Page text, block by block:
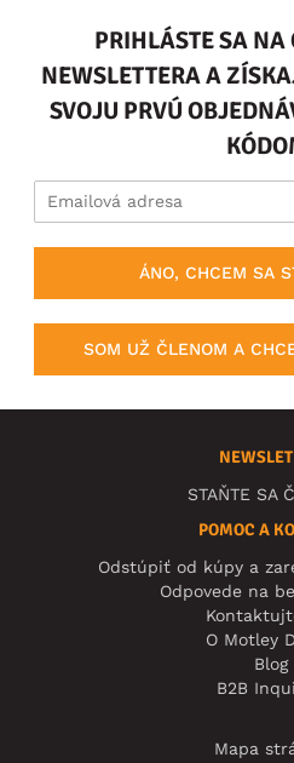
PRIHLÁSTE SA NA
NEWSLETTERA A
SVOJU PRVÚ
ÁNO, CHCEM SA
SOM UŽ ČLENOM A
STAŇTE SA
POMOC A
Odstúpiť od kúpy a
Odpovede na
O Motley
Blog
B2B
Mapa